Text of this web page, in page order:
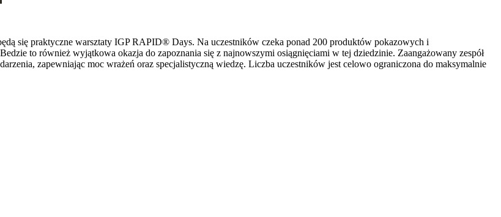
się praktyczne warsztaty IGP RAPID® Days. Na uczestników czeka ponad 200 produktów pokazowych i
to również wyjątkowa okazja do zapoznania się z najnowszymi osiągnięciami w tej dziedzinie. Zaangażowany zespół
zapewniając moc wrażeń oraz specjalistyczną wiedzę. Liczba uczestników jest celowo ograniczona do maksymalnie